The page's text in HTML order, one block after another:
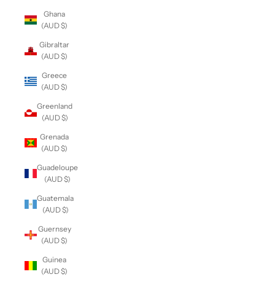
Ghana
(AUD $)
Gibraltar
(AUD $)
Greece
(AUD $)
Greenland
(AUD $)
Grenada
(AUD $)
Guadeloupe
(AUD $)
Guatemala
(AUD $)
Guernsey
(AUD $)
Guinea
(AUD $)